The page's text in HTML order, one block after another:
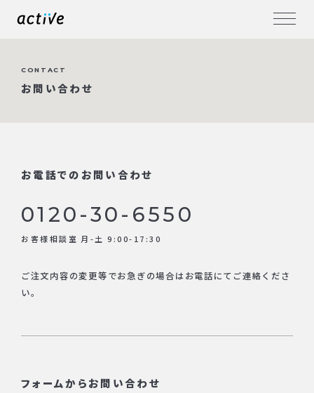
CONTACT
お問い合わせ
お電話でのお問い合わせ
0120-30-6550
お客様相談室 月-土 9:00-17:30
ご注文内容の変更等でお急ぎの場合はお電話にてご連絡くださ
い。
フォームからお問い合わせ